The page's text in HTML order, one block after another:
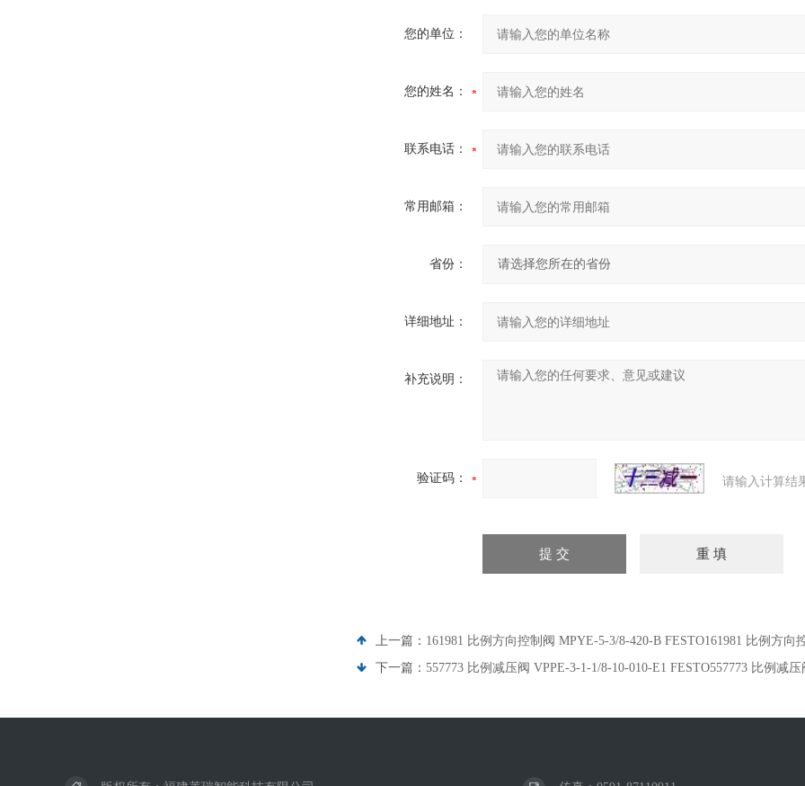
您的单位：
您的姓名：
联系电话：
常用邮箱：
省份：
详细地址：
补充说明：
验证码： 请输入计算结
上一篇： 161981 比例方向控制阀 MPYE-5-3/8-420-B FESTO161981 比例方向
下一篇： 557773 比例减压阀 VPPE-3-1-1/8-10-010-E1 FESTO557773 比例减